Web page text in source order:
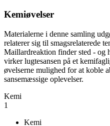
Kemiøvelser
Materialerne i denne samling
relaterer sig til smagsrelaterede
Maillardreaktion finder sted - og
virker lugtesansen på et
øvelserne mulighed for at koble
sansemæssige oplevelser.
Kemi
1
Kemi